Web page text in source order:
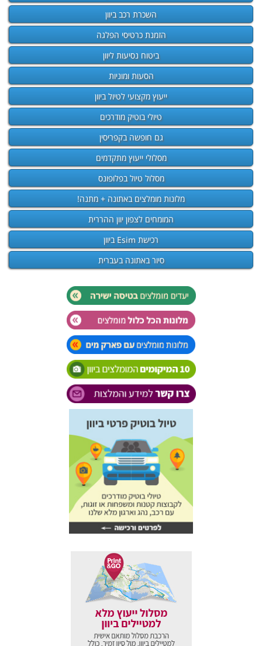
השכרת רכב ביוון
הזמנת כרטיסי הפלגה
ביטוח נסיעות ליוון
הסעות ומוניות
ייעוץ מקצועי לטיול ביוון
טיולי בוטיק מודרכים
גם חופשה בקפריסין
מסלולי ייעוץ מתקדמים
מסלול טיול בפלופונס
מלונות מומלצים באתונה + מתנה!
המומחים לצפון יוון ההררית
רכישת Esim ביוון
סיור באתונה בעברית